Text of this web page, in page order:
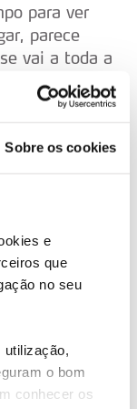
Sobre os cookies
e
que
no seu
utilização,
o bom
conhecer os
para ver
parece
vai a toda a
para
é